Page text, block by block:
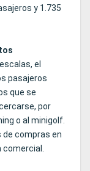
y 1.735
el
pasajeros
que se
por
o al minigolf.
compras en
comercial.